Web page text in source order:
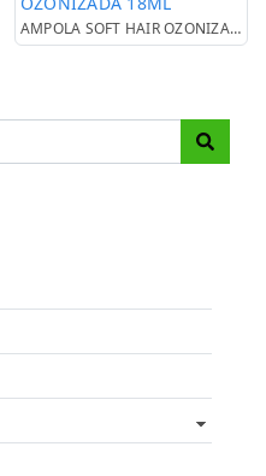
AMPOLA SOFT HAIR OZONIZADA 18ML